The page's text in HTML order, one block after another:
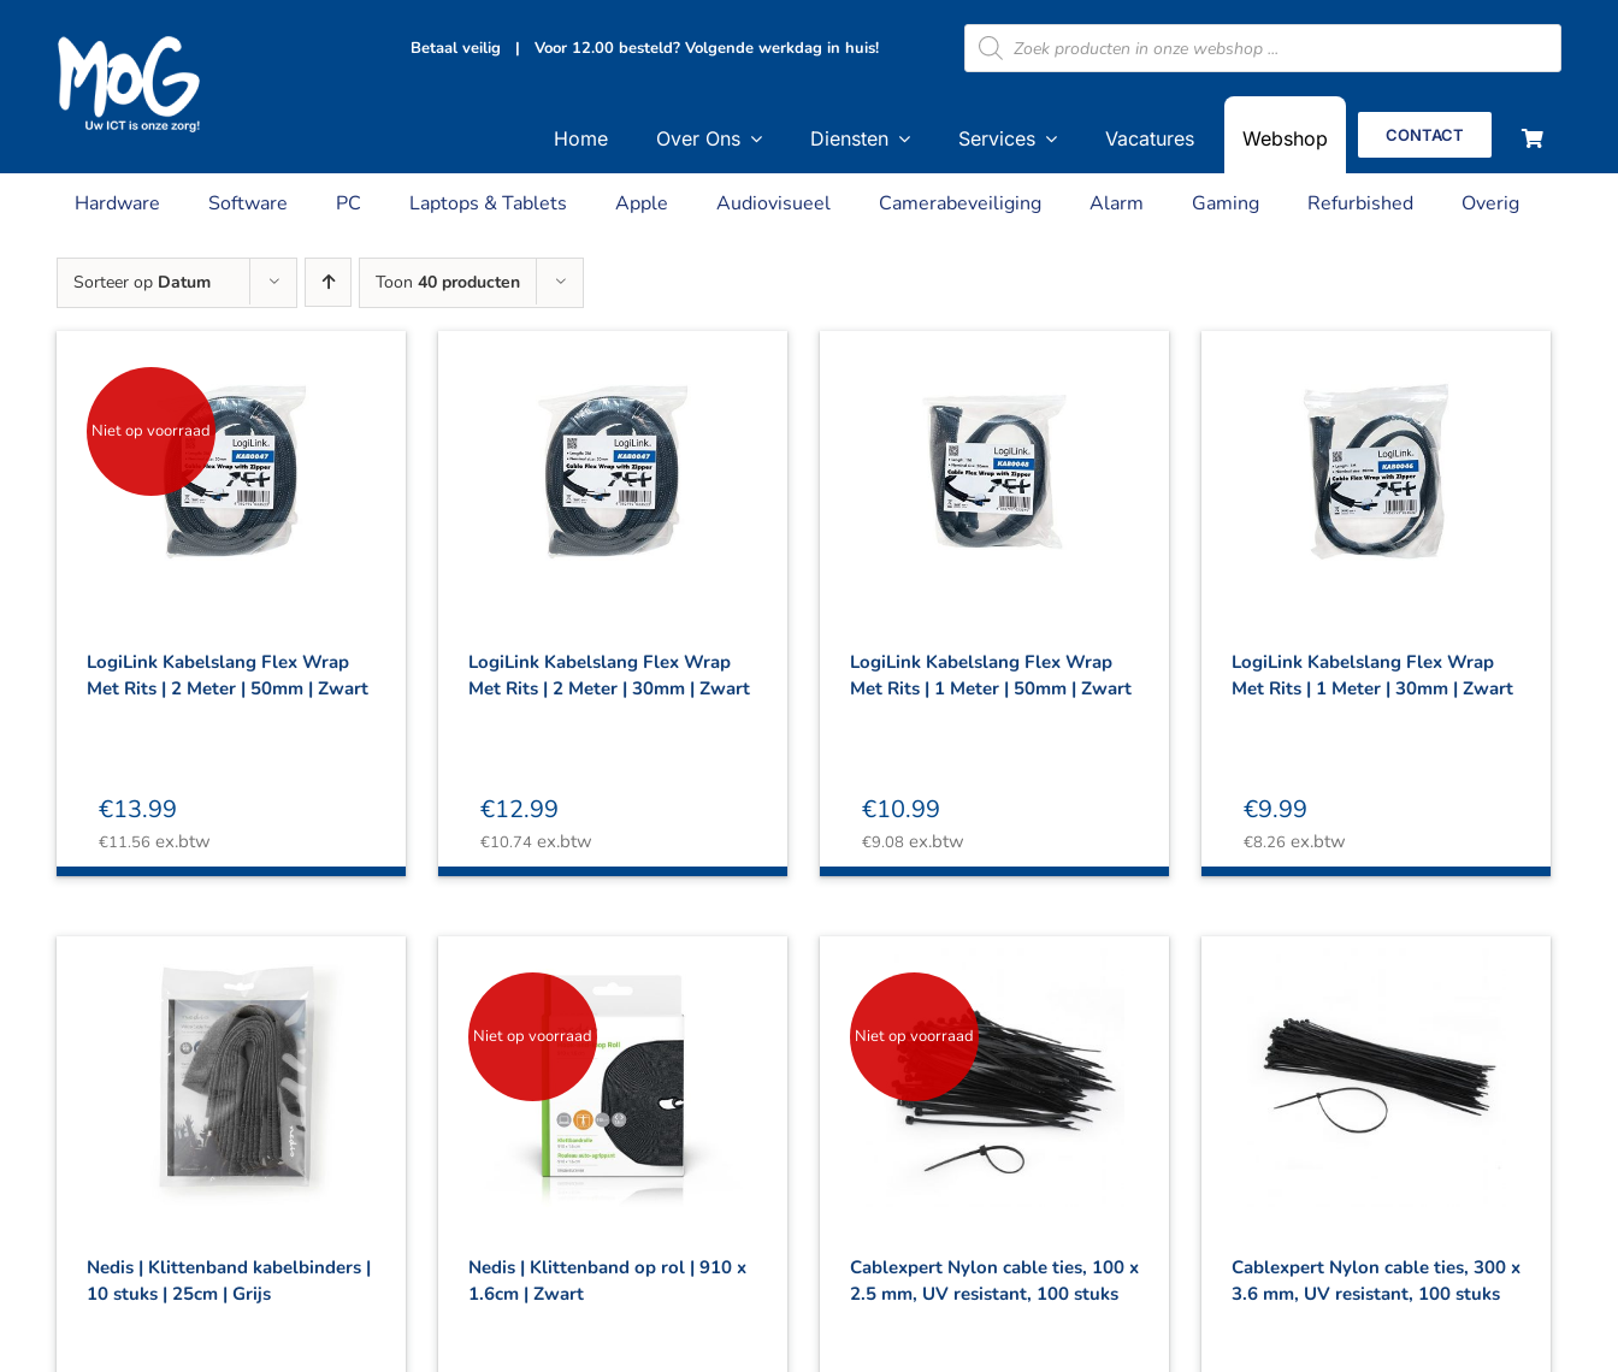
Betaal veilig | Voor 12.00 besteld? Volgende werkdag in huis!
Producten
zoeken
Home Over Ons Diensten Services Vacatures Webshop CONTACT
Hardware Software PC Laptops & Tablets Apple Audiovisueel Camerabeveiliging Alarm Gaming Refurbished Overig
Sorteer op Datum Toon 40 producten
Niet op voorraad
LogiLink Kabelslang Flex Wrap
Met Rits | 2 Meter | 50mm | Zwart
€13.99
€11.56 ex.btw
LogiLink Kabelslang Flex Wrap
Met Rits | 2 Meter | 30mm | Zwart
€12.99
€10.74 ex.btw
LogiLink Kabelslang Flex Wrap
Met Rits | 1 Meter | 50mm | Zwart
€10.99
€9.08 ex.btw
LogiLink Kabelslang Flex Wrap
Met Rits | 1 Meter | 30mm | Zwart
€9.99
€8.26 ex.btw
Nedis | Klittenband kabelbinders |
10 stuks | 25cm | Grijs
Niet op voorraad
Nedis | Klittenband op rol | 910 x
1.6cm | Zwart
Niet op voorraad
Cablexpert Nylon cable ties, 100 x
2.5 mm, UV resistant, 100 stuks
Cablexpert Nylon cable ties, 300 x
3.6 mm, UV resistant, 100 stuks